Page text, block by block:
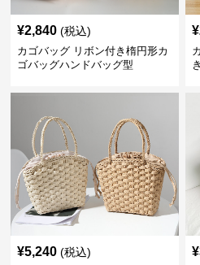
¥2,840 (税込)
カゴバッグ リボン付き楕円形カ
ゴバッグハンドバッグ型
¥
¥5,240 (税込) ¥